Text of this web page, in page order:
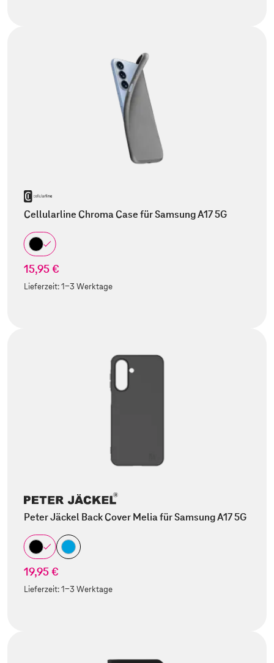
Cellularline Chroma Case für Samsung A17 5G
15,95 €
Lieferzeit:1-3 Werktage
Peter Jäckel Back Cover Melia für Samsung A17 5G
19,95 €
Lieferzeit:1-3 Werktage